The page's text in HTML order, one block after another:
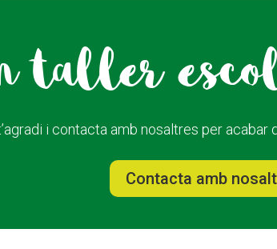
i contacta amb nosaltres per
Contacta amb